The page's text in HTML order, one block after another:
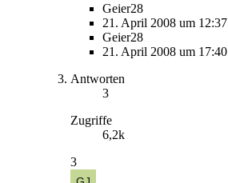
Geier28
21. April 2008 um 12:37
Geier28
21. April 2008 um 17:40
Antworten
3
Zugriffe
6,2k
3